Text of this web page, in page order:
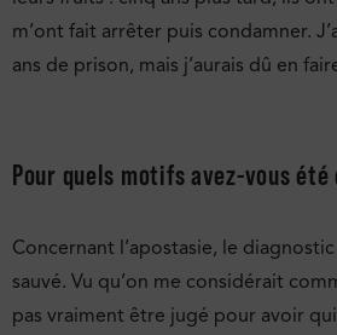
m’ont fait arrêter puis condamner.
ans de prison, mais j’aurais dû en
Pour quels motifs avez-vous été
Concernant l’apostasie, le
sauvé. Vu qu’on me considérait
pas vraiment être jugé pour avoir